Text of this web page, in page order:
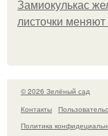
Замиокулькас
листочки меняют
© 2026 Зелёный сад
Контакты
Политика